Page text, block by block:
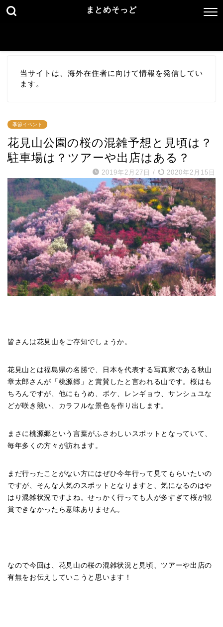
まとめそっど
当サイトは、海外在住者に向けて情報を発信してい
ます。
季節イベント
花見山公園の桜の混雑予想と見頃は？
駐車場は？ツアーや出店はある？
2019年2月27日 / 2020年2月15日
皆さんは花見山をご存知でしょうか。
花見山とは福島県の名勝で、日本を代表する写真家である秋山
章太郎さんが「桃源郷」と賞賛したと言われる山です。桜はも
ちろんですが、他にもうめ、ボケ、レンギョウ、サンシュユな
どが咲き競い、カラフルな景色を作り出します。
まさに桃源郷という言葉がふさわしいスポットとなっていて、
毎年多くの方々が訪れます。
まだ行ったことがない方にはぜひ今年行って見てもらいたいの
ですが、そんな人気のスポットとなりますと、気になるのはや
はり混雑状況ですよね。せっかく行っても人が多すぎて桜が観
賞できなかったら意味ありません。
なので今回は、花見山の桜の混雑状況と見頃、ツアーや出店の
有無をお伝えしていこうと思います！